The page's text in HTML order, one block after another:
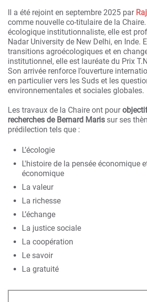
Il a été rejoint en septembre 2025 par
comme nouvelle co-titulaire de la
écologique institutionnaliste, elle est
Nadar University de New Delhi, en Inde.
transitions agroécologiques et en
institutionnel, elle est lauréate du Prix
Son arrivée renforce l’ouverture
en particulier vers les Suds et les
environnementales et sociales globales.
Les travaux de la Chaire ont pour
recherches de Bernard Maris sur ses
prédilection tels que :
L’écologie
L'histoire de la pensée économique
économique
La valeur
La richesse
L’échange
La justice sociale
La coopération
Le savoir
La gratuité